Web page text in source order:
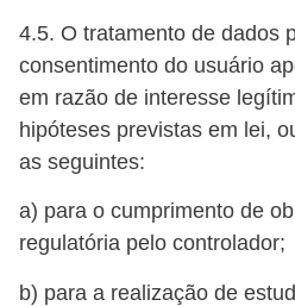
4.5. O tratamento de dados
consentimento do usuário
em razão de interesse
hipóteses previstas em lei,
as seguintes:
a) para o cumprimento de
regulatória pelo controlador;
b) para a realização de